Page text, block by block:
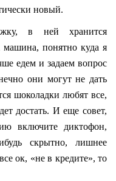
новый.
в ней хранится
машина, понятно куда я
едем и задаем вопрос
они могут не дать
шоколадки любят все,
достать. И еще совет,
включите диктофон,
скрытно, лишнее
ок, «не в кредите», то